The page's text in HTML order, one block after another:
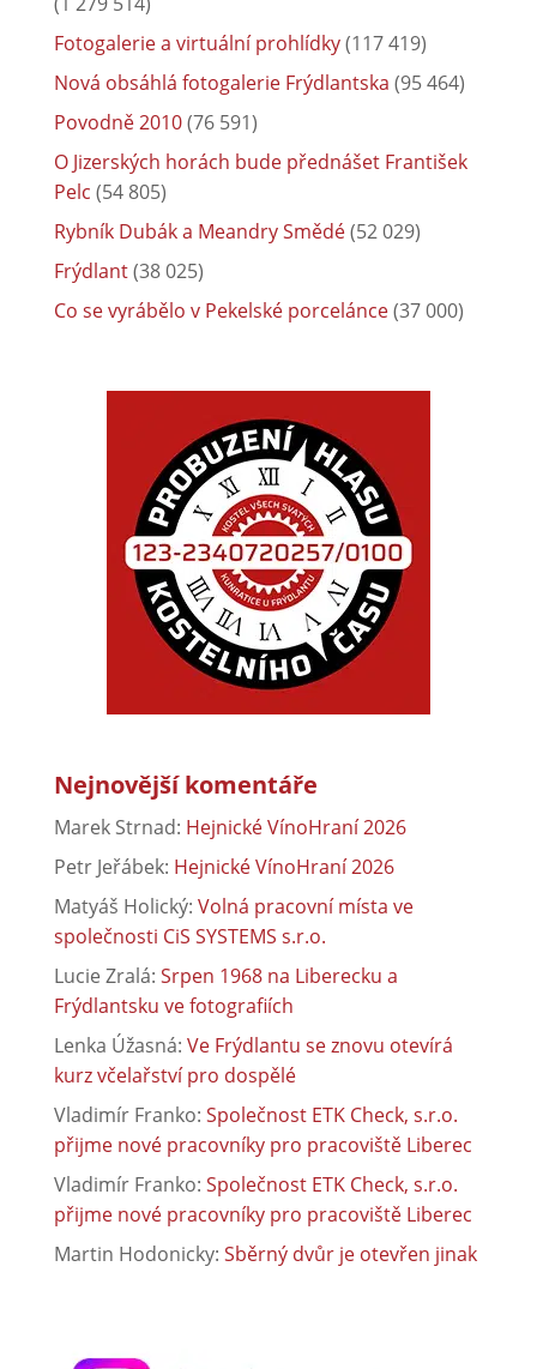
Fotogalerie a virtuální prohlídky(117 419)
Nová obsáhlá fotogalerie Frýdlantska (95 464)
Povodně 2010(76 591)
O Jizerských horách bude přednášet František
Pelc (54 805)
Rybník Dubák a Meandry Smědé(52 029)
Frýdlant(38 025)
Co se vyrábělo v Pekelské porcelánce(37 000)
Nejnovější komentáře
Marek Strnad: Hejnické VínoHraní 2026
Petr Jeřábek: Hejnické VínoHraní 2026
Matyáš Holický: Volná pracovní místa ve
společnosti CiS SYSTEMS s.r.o.
Lucie Zralá: Srpen 1968 na Liberecku a
Frýdlantsku ve fotografiích
Lenka Úžasná: Ve Frýdlantu se znovu otevírá
kurz včelařství pro dospělé
Vladimír Franko: Společnost ETK Check, s.r.o.
přijme nové pracovníky pro pracoviště Liberec
Vladimír Franko: Společnost ETK Check, s.r.o.
přijme nové pracovníky pro pracoviště Liberec
Martin Hodonicky: Sběrný dvůr je otevřen jinak